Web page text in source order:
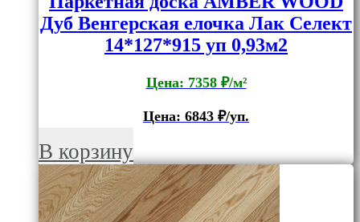
Дуб Венгерская елочка Лак Селект
14*127*915 уп 0,93м2
Цена: 7358 ₽/м²
Цена: 6843 ₽/уп.
В корзину